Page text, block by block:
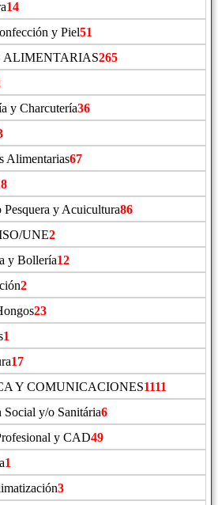
14
y Piel51
ALIMENTARIAS265
y Charcutería36
Alimentarias67
y Acuicultura86
UNE2
y Bollería12
2
23
1
17
Y COMUNICACIONES1111
Social y/o Sanitária6
y CAD49
1
3